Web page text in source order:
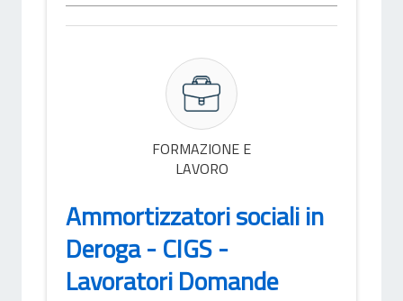
FORMAZIONE E
LAVORO
Ammortizzatori sociali in
Deroga - CIGS -
Lavoratori Domande